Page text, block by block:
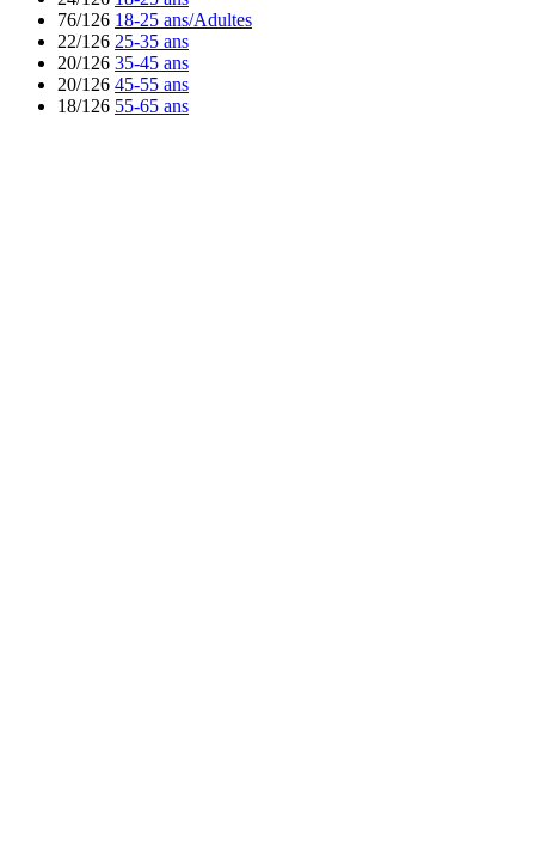
76/126 18-25 ans/Adultes
22/126 25-35 ans
20/126 35-45 ans
20/126 45-55 ans
18/126 55-65 ans